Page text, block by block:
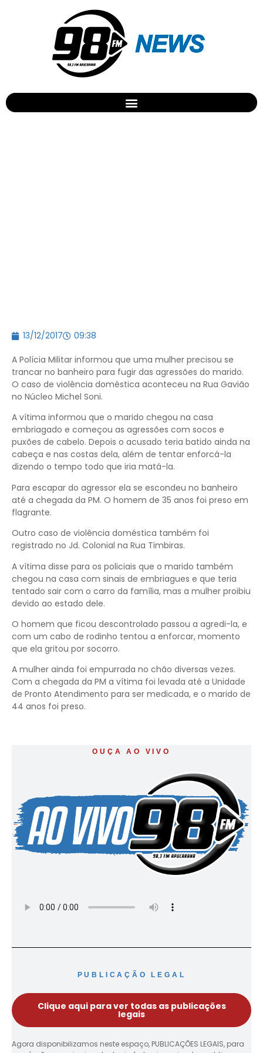
13/12/2017 09:38
A Polícia Militar informou que uma mulher precisou se
trancar no banheiro para fugir das agressões do marido.
O caso de violência doméstica aconteceu na Rua Gavião
no Núcleo Michel Soni.
A vítima informou que o marido chegou na casa
embriagado e começou as agressões com socos e
puxões de cabelo. Depois o acusado teria batido ainda na
cabeça e nas costas dela, além de tentar enforcá-la
dizendo o tempo todo que iria matá-la.
Para escapar do agressor ela se escondeu no banheiro
até a chegada da PM. O homem de 35 anos foi preso em
flagrante.
Outro caso de violência doméstica também foi
registrado no Jd. Colonial na Rua Timbiras.
A vítima disse para os policiais que o marido também
chegou na casa com sinais de embriagues e que teria
tentado sair com o carro da família, mas a mulher proibiu
devido ao estado dele.
O homem que ficou descontrolado passou a agredi-la, e
com um cabo de rodinho tentou a enforcar, momento
que ela gritou por socorro.
A mulher ainda foi empurrada no chão diversas vezes.
Com a chegada da PM a vítima foi levada até a Unidade
de Pronto Atendimento para ser medicada, e o marido de
44 anos foi preso.
OUÇA AO VIVO
PUBLICAÇÃO LEGAL
Clique aqui para ver todas as publicações
legais
Agora disponibilizamos neste espaço, PUBLICAÇÕES LEGAIS, para